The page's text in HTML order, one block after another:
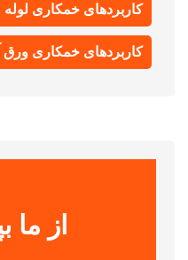
کاربردهای خمکاری
کاربردهای خمکاری ورق
از ما